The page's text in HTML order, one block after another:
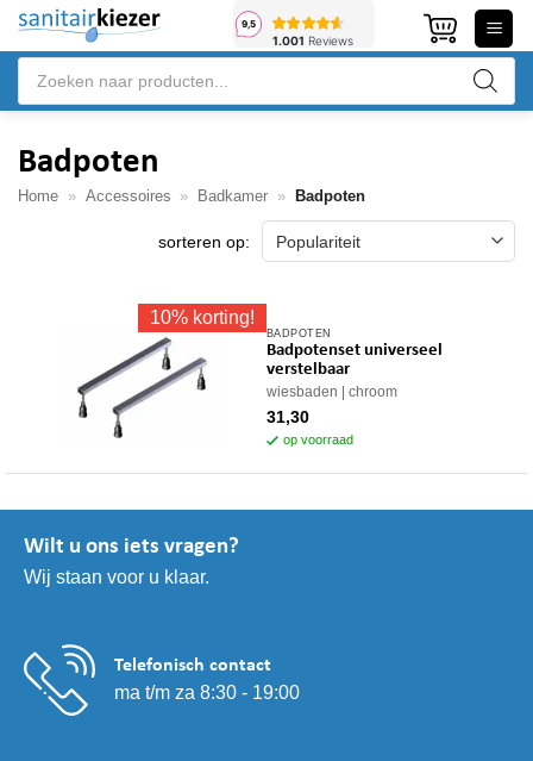
Ga
inhoud
Producten
zoeken
Badpoten
Home » Accessoires » Badkamer » Badpoten
10% korting!
BADPOTEN
Badpotenset universeel
verstelbaar
wiesbaden chroom
31,30
op voorraad
Wilt u ons iets vragen?
Wij staan voor u klaar.
Telefonisch contact
ma t/m za 8:30 - 19:00